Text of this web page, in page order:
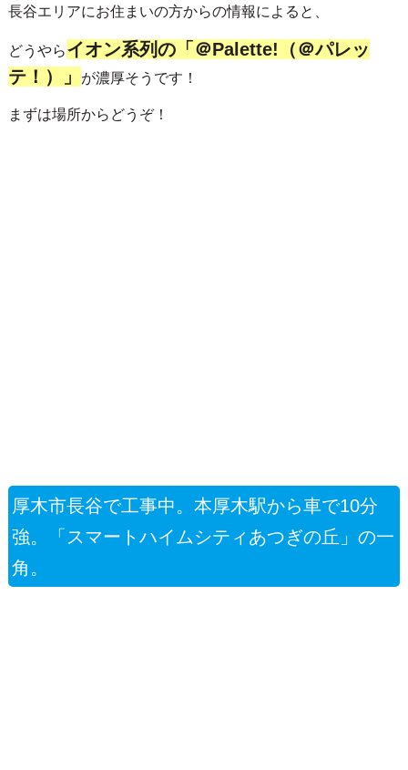
ケットの建設予定地は、厚木市長谷です。本厚木駅から車で向かった場合、幸せの丘長谷店
さんや中華の金龍閣さんの少し先になります。もんの凄く広い敷地面積…！！どうやら、大
長谷エリアにお住まいの方からの情報によると、
どうやらイオン系列の「＠Palette!（＠パレッ
テ！）」
が濃厚そうです！
まずは場所からどうぞ！
厚木市長谷で工事中。本厚木駅から車で10分
強。「スマートハイムシティあつぎの丘」の一
角。